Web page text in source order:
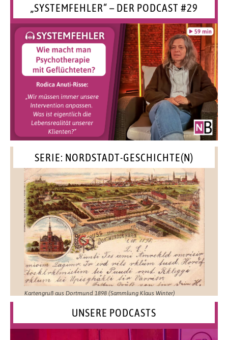
„SYSTEMFEHLER“ – DER PODCAST #29
SERIE: NORDSTADT-GESCHICHTE(N)
Kartengruß aus Dortmund 1898 (Sammlung Klaus Winter)
UNSERE PODCASTS